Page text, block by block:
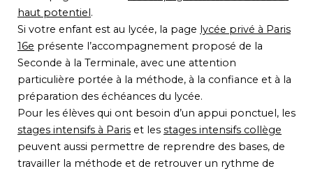
haut potentiel .
Si votre enfant est au lycée, la page lycée privé à Paris
16e présente l’accompagnement proposé de la
Seconde à la Terminale, avec une attention
particulière portée à la méthode, à la confiance et à la
préparation des échéances du lycée.
Pour les élèves qui ont besoin d’un appui ponctuel, les
stages intensifs à Paris et les stages intensifs collège
peuvent aussi permettre de reprendre des bases, de
travailler la méthode et de retrouver un rythme de